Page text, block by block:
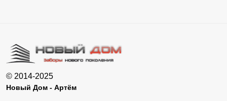
© 2014-2025
Новый Дом - Артём